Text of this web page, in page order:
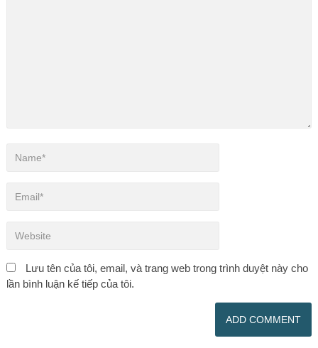
Lưu tên của tôi, email, và trang web trong trình duyệt này cho
lần bình luận kế tiếp của tôi.